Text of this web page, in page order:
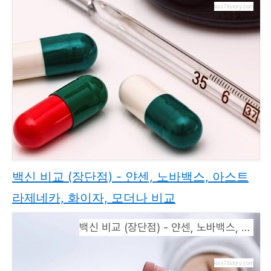
kiss7.tistory.com
백신 비교 (장단점) - 얀센, 노바백스, 아스트
라제네카, 화이자, 모더나 비교
백신 비교 (장단점) - 얀센, 노바백스, 아스트라제네카, 화이자, 모더나 비교
kiss7.tistory.com